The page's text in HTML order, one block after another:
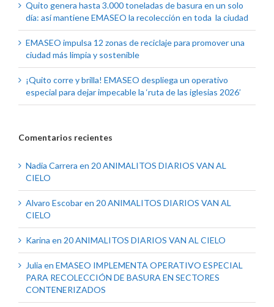
Quito genera hasta 3.000 toneladas de basura en un solo
día: así mantiene EMASEO la recolección en toda la ciudad
EMASEO impulsa 12 zonas de reciclaje para promover una
ciudad más limpia y sostenible
¡Quito corre y brilla! EMASEO despliega un operativo
especial para dejar impecable la ‘ruta de las iglesias 2026’
Comentarios recientes
Nadia Carrera en 20 ANIMALITOS DIARIOS VAN AL
CIELO
Alvaro Escobaren 20 ANIMALITOS DIARIOS VAN AL
CIELO
Karina en 20 ANIMALITOS DIARIOS VAN AL CIELO
Julia en EMASEO IMPLEMENTA OPERATIVO ESPECIAL
PARA RECOLECCIÓN DE BASURA EN SECTORES
CONTENERIZADOS